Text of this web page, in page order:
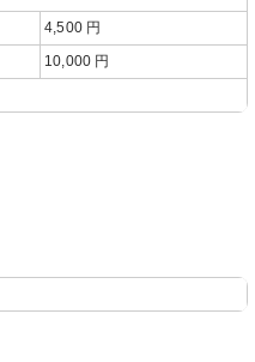
4,500 円
10,000 円